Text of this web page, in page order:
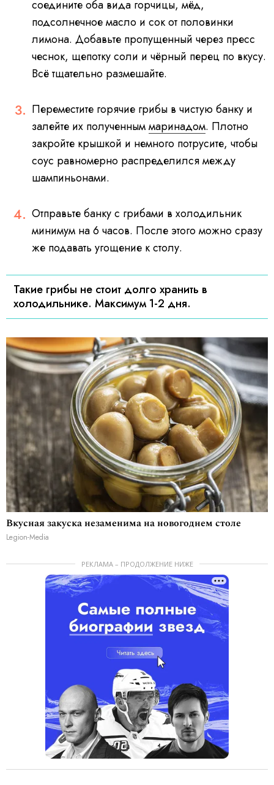
соедините оба вида горчицы, мёд,
подсолнечное масло и сок от половинки
лимона. Добавьте пропущенный через пресс
чеснок, щепотку соли и чёрный перец по вкусу.
Всё тщательно размешайте.
Переместите горячие грибы в чистую банку и
залейте их полученныммаринадом. Плотно
закройте крышкой и немного потрусите, чтобы
соус равномерно распределился между
шампиньонами.
Отправьте банку с грибами в холодильник
минимум на 6 часов. После этого можно сразу
же подавать угощение к столу.
Такие грибы не стоит долго хранить в
холодильнике. Максимум 1-2 дня.
Вкусная закуска незаменима на новогоднем столе
Legion-Media
РЕКЛАМА – ПРОДОЛЖЕНИЕ НИЖЕ